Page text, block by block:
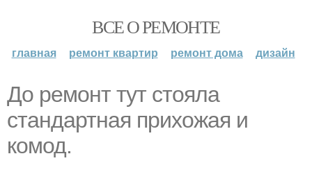
ВСЕ О РЕМОНТЕ
главная ремонт квартир ремонт дома дизайн
До ремонт тут стояла
стандартная прихожая и
комод.